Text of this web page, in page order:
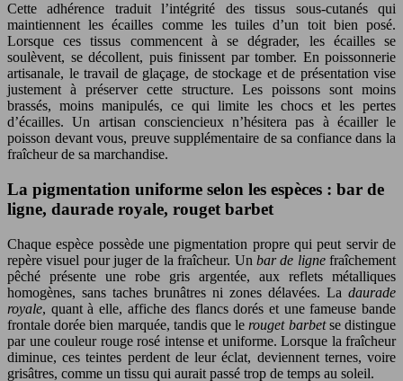
Cette adhérence traduit l’intégrité des tissus sous-cutanés qui
maintiennent les écailles comme les tuiles d’un toit bien posé.
Lorsque ces tissus commencent à se dégrader, les écailles se
soulèvent, se décollent, puis finissent par tomber. En poissonnerie
artisanale, le travail de glaçage, de stockage et de présentation vise
justement à préserver cette structure. Les poissons sont moins
brassés, moins manipulés, ce qui limite les chocs et les pertes
d’écailles. Un artisan consciencieux n’hésitera pas à écailler le
poisson devant vous, preuve supplémentaire de sa confiance dans la
fraîcheur de sa marchandise.
La pigmentation uniforme selon les espèces : bar de
ligne, daurade royale, rouget barbet
Chaque espèce possède une pigmentation propre qui peut servir de
repère visuel pour juger de la fraîcheur. Un bar de lignefraîchement
pêché présente une robe gris argentée, aux reflets métalliques
homogènes, sans taches brunâtres ni zones délavées. La daurade
royale, quant à elle, affiche des flancs dorés et une fameuse bande
frontale dorée bien marquée, tandis que le rouget barbetse distingue
par une couleur rouge rosé intense et uniforme. Lorsque la fraîcheur
diminue, ces teintes perdent de leur éclat, deviennent ternes, voire
grisâtres, comme un tissu qui aurait passé trop de temps au soleil.